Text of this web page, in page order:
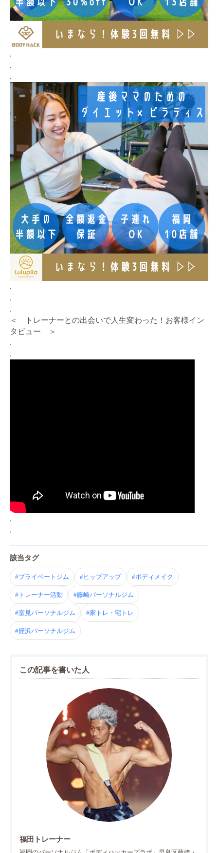
.
.
.
.
.
.
＜ トレーナーとの出会いで人生変わった！お客様イン
タビュー ＞
.
.
.
.
該当タグ
#プライベートジム #ヒップアップ #ボディメイク
#トレーナー活動 #藤崎パーソナルジム
#室見パーソナルジム #家トレ・宅トレ
#姪浜パーソナルジム
この記事を書いた人
福田トレーナー